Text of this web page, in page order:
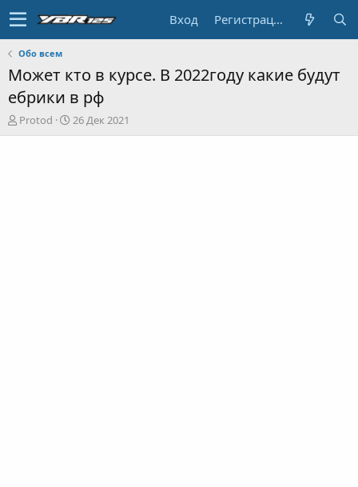
Вход Регистрация
Обо всем
Может кто в курсе. В 2022году какие будут
ебрики в рф
А
в
Protod
Д
а
26 Дек 2021